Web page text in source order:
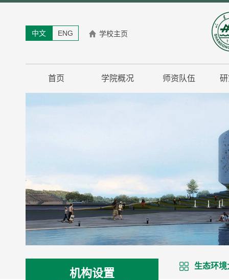
中文 ENG 学校主页
首页 学院概况 师资队伍
机构设置
生态环境